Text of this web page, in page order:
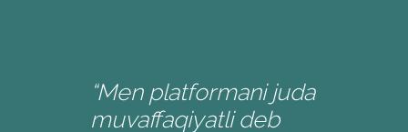
“Men platformani juda
muvaffaqiyatli deb